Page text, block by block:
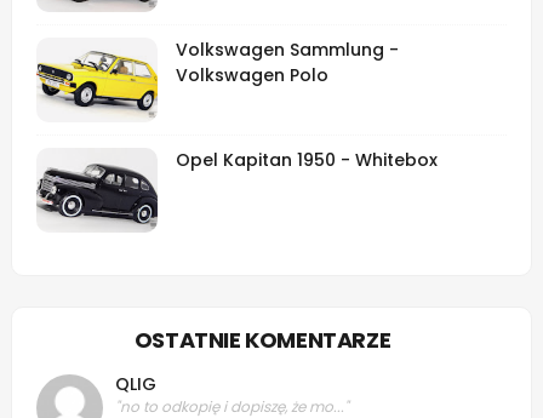
Volkswagen Sammlung -
Volkswagen Polo
Opel Kapitan 1950 - Whitebox
OSTATNIE KOMENTARZE
QLIG
"no to odkopię i dopiszę, że mo..."